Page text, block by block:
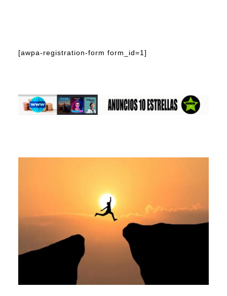
[awpa-registration-form form_id=1]